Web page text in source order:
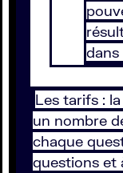
dans
Les tarifs :
un nombre
chaque
questions et